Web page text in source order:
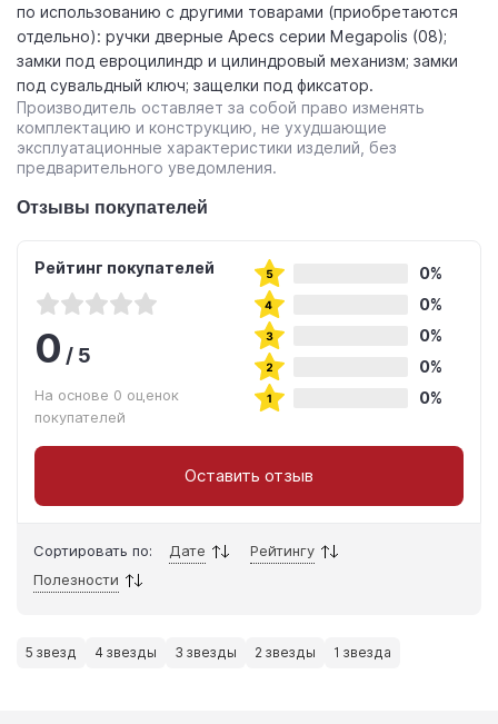
по использованию с другими товарами (приобретаются
отдельно): ручки дверные Apecs серии Megapolis (08);
замки под евроцилиндр и цилиндровый механизм; замки
под сувальдный ключ; защелки под фиксатор.
Производитель оставляет за собой право изменять
комплектацию и конструкцию, не ухудшающие
эксплуатационные характеристики изделий, без
предварительного уведомления.
Отзывы покупателей
Рейтинг покупателей
0/5
На основе 0 оценок
покупателей
0%
0%
0%
0%
0%
Оставить отзыв
Сортировать по: Дате
Рейтингу
Полезности
5 звезд 4 звезды 3 звезды 2 звезды 1 звезда